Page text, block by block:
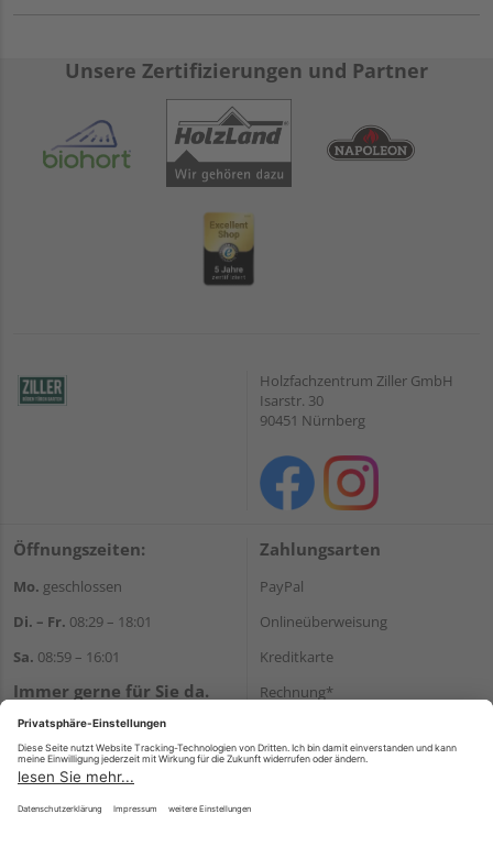
Unsere Zertifizierungen und Partner
Holzfachzentrum Ziller GmbH
Isarstr. 30
90451 Nürnberg
Öffnungszeiten:
Mo. geschlossen
Di. – Fr. 08:29 – 18:01
Sa. 08:59 – 16:01
Immer gerne für Sie da.
E-Mail:kontakt@holzziller.de
Zahlungsarten
PayPal
Onlineüberweisung
Kreditkarte
Rechnung*
Versand